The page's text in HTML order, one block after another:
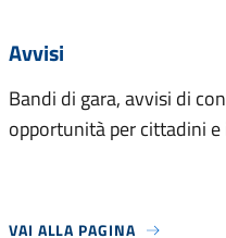
Avvisi
Bandi di gara, avvisi di
opportunità per cittadini e
VAI ALLA PAGINA